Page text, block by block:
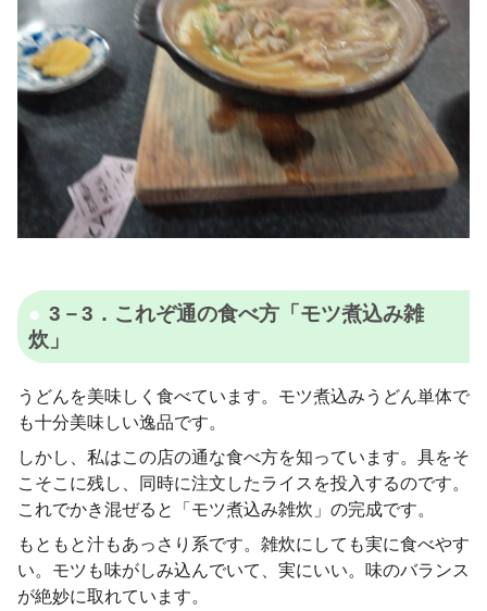
3－3．これぞ通の食べ方「モツ煮込み雑
炊」
うどんを美味しく食べています。モツ煮込みうどん単体で
も十分美味しい逸品です。
しかし、私はこの店の通な食べ方を知っています。具をそ
こそこに残し、同時に注文したライスを投入するのです。
これでかき混ぜると「モツ煮込み雑炊」の完成です。
もともと汁もあっさり系です。雑炊にしても実に食べやす
い。モツも味がしみ込んでいて、実にいい。味のバランス
が絶妙に取れています。